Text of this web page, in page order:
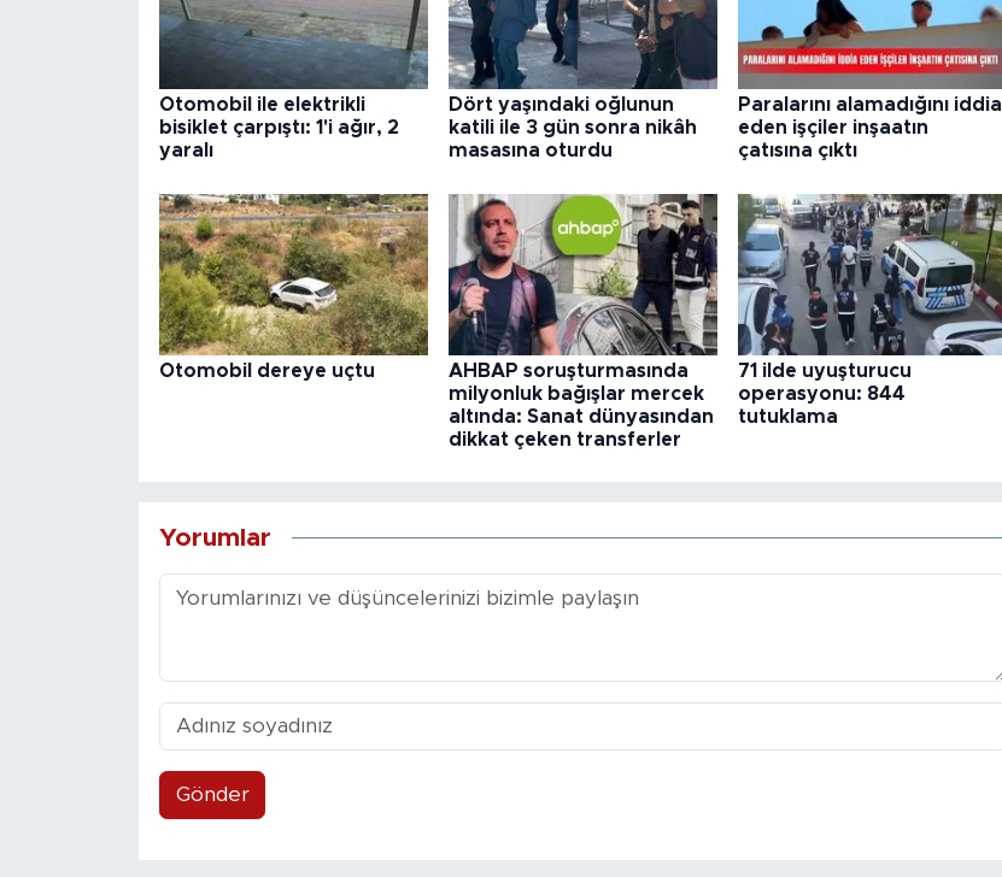
Otomobil ile elektrikli
bisiklet çarpıştı: 1'i ağır, 2
yaralı
Dört yaşındaki oğlunun
katili ile 3 gün sonra nikâh
masasına oturdu
Paralarını alamadığını iddia
eden işçiler inşaatın
çatısına çıktı
Otomobil dereye uçtu
AHBAP soruşturmasında
milyonluk bağışlar mercek
altında: Sanat dünyasından
dikkat çeken transferler
71 ilde uyuşturucu
operasyonu: 844
tutuklama
Yorumlar
Gönder